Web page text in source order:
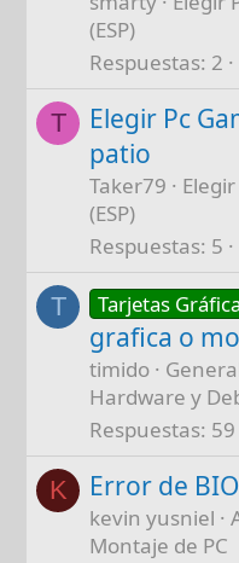
(ESP)
Respuestas 2
T
Elegir Pc
patio
Taker79
(ESP)
Respuestas 5
T Tarjetas
grafica o
timido
Hardware y
Respuestas 59
K Error de
kevin yusniel
Montaje de PC